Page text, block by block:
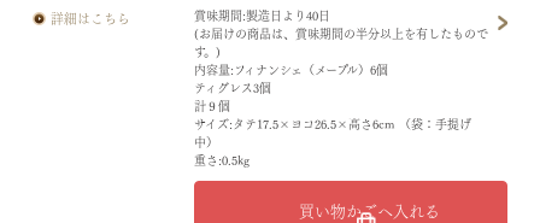
詳細はこちら
賞味期間:製造日より40日
(お届けの商品は、賞味期間の半分以上を有したもので
す。)
内容量:フィナンシェ（メープル）6個
ティグレス3個
計９個
サイズ:タテ17.5×ヨコ26.5×高さ6cm （袋：手提げ
中）
重さ:0.5kg
買い物かごへ入れる